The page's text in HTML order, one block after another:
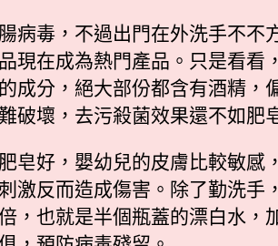
病毒，不過出門在外洗手不不
現在成為熱門產品。只是看看
成分，絕大部份都含有酒精，
破壞，去污殺菌效果還不如肥
皂好，嬰幼兒的皮膚比較敏感
激反而造成傷害。除了勤洗手
，也就是半個瓶蓋的漂白水，